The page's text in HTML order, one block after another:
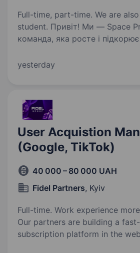
Full-time, part-time. We are
student. Привіт! Ми — Space Profit Team,
команда, яка росте і
в унісон, шукаємо Помічника
yesterday
User Acquistion
(Google, TikTok)
40 000 – 80 000 UAH
Fidel Partners, Kyiv
Full-time. Work experience
Our partners are building a
subscription platform in the